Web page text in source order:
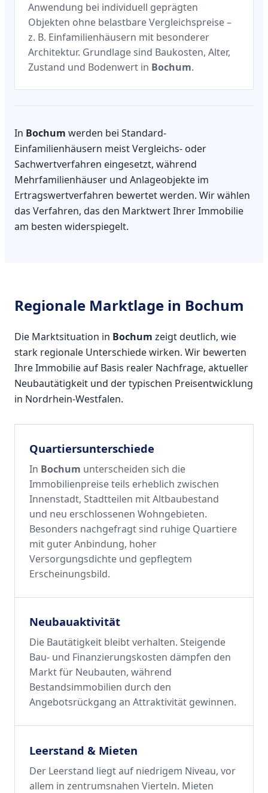
Anwendung bei individuell geprägten
Objekten ohne belastbare Vergleichspreise –
z. B. Einfamilienhäusern mit besonderer
Architektur. Grundlage sind Baukosten, Alter,
Zustand und Bodenwert in Bochum.
In Bochum werden bei Standard-
Einfamilienhäusern meist Vergleichs- oder
Sachwertverfahren eingesetzt, während
Mehrfamilienhäuser und Anlageobjekte im
Ertragswertverfahren bewertet werden. Wir wählen
das Verfahren, das den Marktwert Ihrer Immobilie
am besten widerspiegelt.
Regionale Marktlage in Bochum
Die Marktsituation in Bochum zeigt deutlich, wie
stark regionale Unterschiede wirken. Wir bewerten
Ihre Immobilie auf Basis realer Nachfrage, aktueller
Neubautätigkeit und der typischen Preisentwicklung
in Nordrhein-Westfalen.
Quartiersunterschiede
In Bochum unterscheiden sich die
Immobilienpreise teils erheblich zwischen
Innenstadt, Stadtteilen mit Altbaubestand
und neu erschlossenen Wohngebieten.
Besonders nachgefragt sind ruhige Quartiere
mit guter Anbindung, hoher
Versorgungsdichte und gepflegtem
Erscheinungsbild.
Neubauaktivität
Die Bautätigkeit bleibt verhalten. Steigende
Bau- und Finanzierungskosten dämpfen den
Markt für Neubauten, während
Bestandsimmobilien durch den
Angebotsrückgang an Attraktivität gewinnen.
Leerstand & Mieten
Der Leerstand liegt auf niedrigem Niveau, vor
allem in zentrumsnahen Vierteln. Mieten